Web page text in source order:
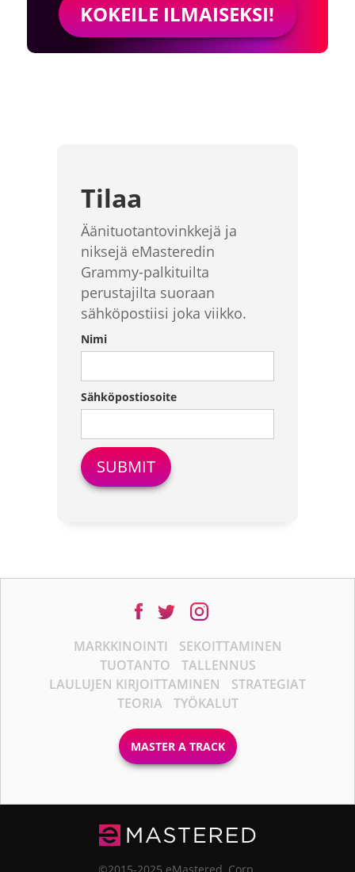
KOKEILE ILMAISEKSI!
Tilaa
Äänituotantovinkkejä ja
niksejä eMasteredin
Grammy-palkituilta
perustajilta suoraan
sähköpostiisi joka viikko.
Nimi
Sähköpostiosoite
MARKKINOINTI
SEKOITTAMINEN
TUOTANTO
TALLENNUS
LAULUJEN KIRJOITTAMINEN
STRATEGIAT
TEORIA
TYÖKALUT
MASTER A TRACK